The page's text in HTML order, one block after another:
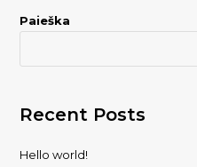
Paieška
Recent Posts
Hello world!